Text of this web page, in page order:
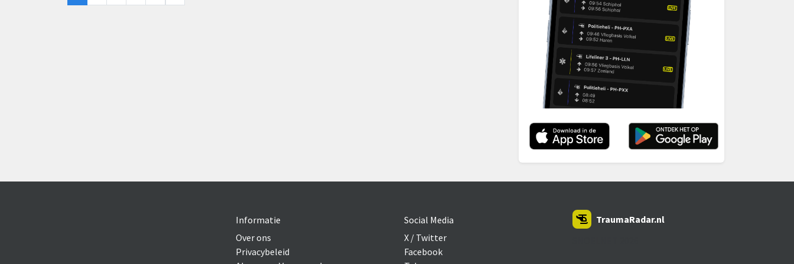
Informatie
Over ons
Privacybeleid
Social Media
X / Twitter
Facebook
TraumaRadar.nl